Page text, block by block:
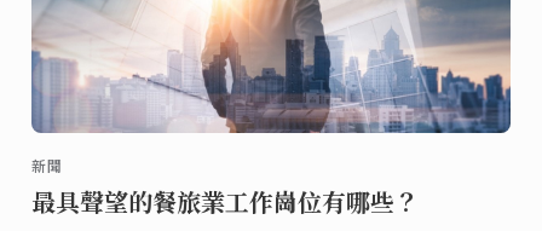
新聞
最具聲望的餐旅業工作崗位有哪些？